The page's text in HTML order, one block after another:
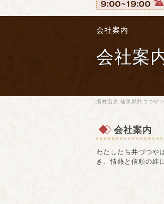
会社案内
会社案
湯村温泉 佳泉郷井づつや
会社案内
わたしたち井づつや
き、情熱と信頼の絆